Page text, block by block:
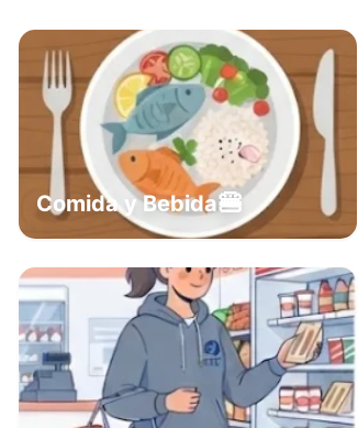
Comida y Bebida🍔